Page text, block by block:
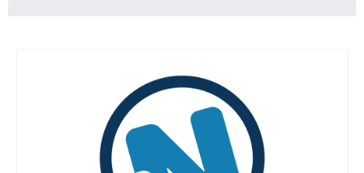
LAPTOP SZERVIZ